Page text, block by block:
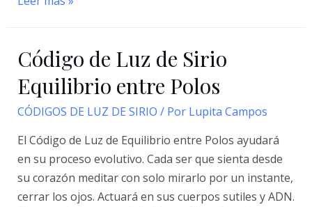
de
del
Cambio
Código de Luz de Sirio
Equilibrio entre Polos
CÓDIGOS DE LUZ DE SIRIO / Por Lupita Campos
El Código de Luz de Equilibrio entre Polos ayudará
en su proceso evolutivo. Cada ser que sienta desde
su corazón meditar con solo mirarlo por un instante,
cerrar los ojos. Actuará en sus cuerpos sutiles y ADN.